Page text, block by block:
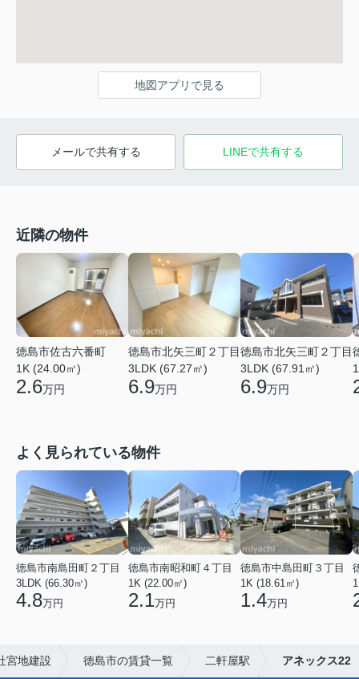
地図アプリで見る
メールで共有する LINEで共有する
近隣の物件
徳島市佐古六番町
1K (24.00㎡)
2.6万円
徳島市北矢三町２丁目
3LDK (67.27㎡)
6.9万円
徳島市北矢三町２丁目
3LDK (67.91㎡)
6.9万円
よく見られている物件
徳島市南島田町２丁目
3LDK (66.30㎡)
4.8万円
徳島市南昭和町４丁目
1K (22.00㎡)
2.1万円
徳島市中島田町３丁目
1K (18.61㎡)
1.4万円
宮地建設 徳島市の賃貸一覧 二軒屋駅 アネックス22